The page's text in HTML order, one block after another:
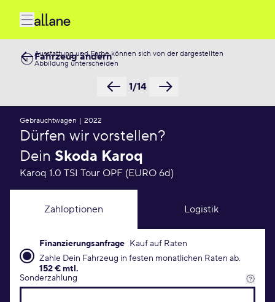
Ausstattung und Farbe können sich von der dargestellten
Abbildung unterscheiden
1/14
Fahrzeug ändern
Gebrauchtwagen | 2022
Dürfen wir vorstellen?
Dein Skoda Karoq
Karoq 1.0 TSI Tour OPF (EURO 6d)
Zahloptionen Logistik
Finanzierungsanfrage Konditionen
Finanzierungsanfrage Kauf auf Raten
Zahle Dein Fahrzeug in festen monatlichen Raten ab.
152 € mtl.
Sonderzahlung